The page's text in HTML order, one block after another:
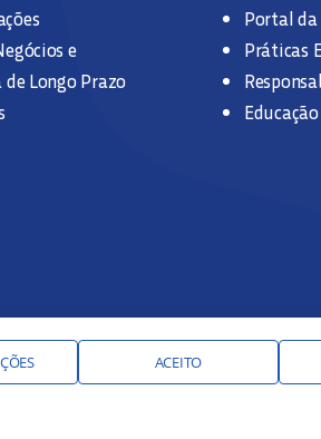
e
Longo Prazo
Portal da
Práticas
ACEITO